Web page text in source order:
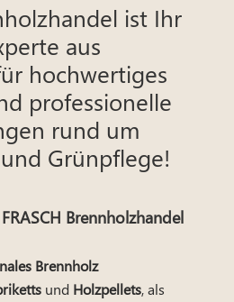
ist Ihr
aus
hochwertiges
professionelle
rund um
Grünpflege!
Brennholzhandel
Brennholz
und Holzpellets, als